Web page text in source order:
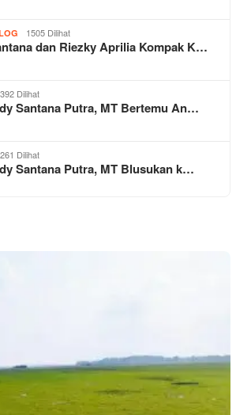
1505 Dilihat
dan Riezky Aprilia Kompak K…
Dilihat
Santana Putra, MT Bertemu An…
Dilihat
Santana Putra, MT Blusukan k…